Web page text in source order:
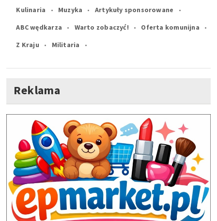
Kulinaria
Muzyka
Artykuły sponsorowane
ABC wędkarza
Warto zobaczyć!
Oferta komunijna
Z Kraju
Militaria
Reklama